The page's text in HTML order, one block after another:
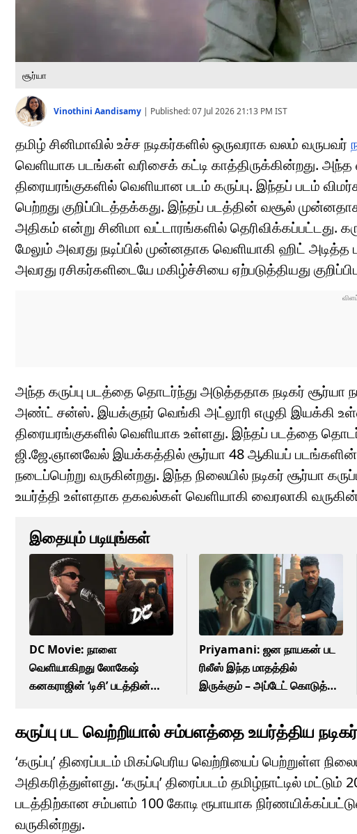
சூர்யா
Vinothini Aandisamy | Published:07 Jul 2026 21:13 PM IST
தமிழ் சினிமாவில் உச்ச நடிகர்களில் ஒருவராக வலம் வருபவர்
வெளியாக படங்கள் வரிசைக் கட்டி காத்திருக்கின்றது.
திரையரங்குகளில் வெளியான படம் கருப்பு. இந்தப் படம்
பெற்றது குறிப்பிடத்தக்கது. இந்தப் படத்தின் வசூல்
அதிகம் என்று சினிமா வட்டாரங்களில் தெரிவிக்கப்பட்டது.
மேலும் அவரது நடிப்பில் முன்னதாக வெளியாகி ஹிட்
அவரது ரசிகர்களிடையே மகிழ்ச்சியை ஏற்படுத்தியது
அந்த கருப்பு படத்தை தொடர்ந்து அடுத்ததாக நடிகர் சூர்யா
அண்ட் சன்ஸ். இயக்குநர் வெங்கி அட்லூரி எழுதி இயக்கி
திரையரங்குகளில் வெளியாக உள்ளது. இந்தப் படத்தை
ஜி.ஜே.ஞானவேல் இயக்கத்தில் சூர்யா 48 ஆகியப் படங்களின்
நடைப்பெற்று வருகின்றது. இந்த நிலையில் நடிகர் சூர்யா
உயர்த்தி உள்ளதாக தகவல்கள் வெளியாகி வைரலாகி
இதையும் படியுங்கள்
DC Movie: நாளை
வெளியாகிறது லோகேஷ்
கனகராஜின் ‘டிசி’ படத்தின்
Priyamani: ஜன நாயகன் பட
ரிலீஸ் இந்த மாதத்தில்
இருக்கும் – அப்டேட் கொடுத்த
கருப்பு பட வெற்றியால் சம்பளத்தை உயர்த்திய
‘கருப்பு’ திரைப்படம் மிகப்பெரிய வெற்றியைப் பெற்றுள்ள
அதிகரித்துள்ளது. ‘கருப்பு’ திரைப்படம் தமிழ்நாட்டில்
படத்திற்கான சம்பளம் 100 கோடி ரூபாயாக
வருகின்றது.